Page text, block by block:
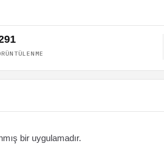
bir uygulamadır.